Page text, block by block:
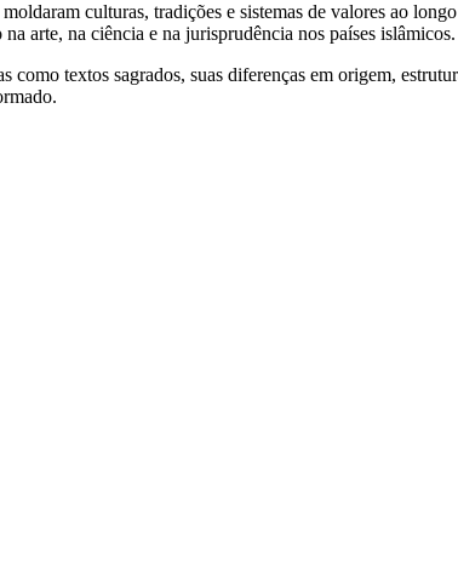
culturas, tradições e sistemas de valores ao
arte, na ciência e na jurisprudência nos países islâmicos.
textos sagrados, suas diferenças em origem,